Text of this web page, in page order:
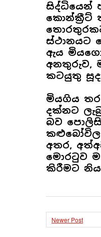
සිද්ධියෙන්
කොන්ක්‍රීට්
ස්ථානයට
ඇය
අනතුරුව,
කටයුතු
මියගිය
දක්නට
බව
අතර,
මොරටුව
කිරීමට
Newer Post